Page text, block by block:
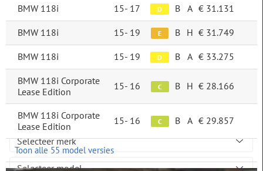
Categorie
Nieuwe auto's
Elektrische auto's
Merk & model
BMW
BMW 118i 15- 17 D B A € 31.131
BMW 118i 15- 19 E B H € 31.749
BMW 118i 15- 19 D B A € 33.275
BMW 118i Corporate
Lease Edition
15- 16 C B H € 28.166
BMW 118i Corporate
Lease Edition
15- 16 C B A € 29.857
Toon alle 55 model versies